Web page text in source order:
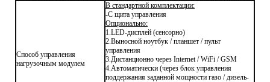
Способ управления
нагрузочным модулем
В стандартной комплектации:
-С щита управления
Опционально:
1.LED-дисплей (сенсорно)
2.Выносной ноутбук / планшет / пульт
управления
3.Дистанционно через Internet / WiFi / GSM
4.Автоматически (через блок управления
поддержания заданной мощности газо / дизель-